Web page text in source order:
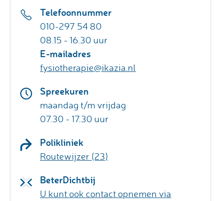
Telefoonnummer
010-297 54 80
08.15 - 16.30 uur
E-mailadres
fysiotherapie@ikazia.nl
Spreekuren
maandag t/m vrijdag
07.30 - 17.30 uur
Polikliniek
Routewijzer (23)
BeterDichtbij
U kunt ook contact opnemen via